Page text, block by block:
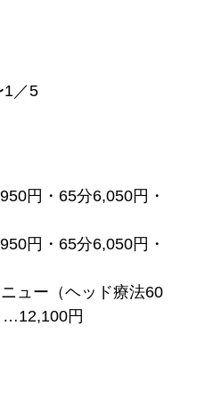
1／5
円・65分6,050円・
円・65分6,050円・
ュー（ヘッド療法60
…12,100円